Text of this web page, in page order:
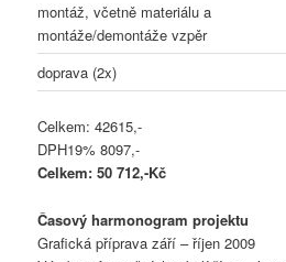
montáž, včetně materiálu a
montáže/demontáže vzpěr
doprava (2x)
Celkem: 42615,-
DPH19% 8097,-
Celkem: 50 712,-Kč
Časový harmonogram projektu
Grafická příprava září – říjen 2009